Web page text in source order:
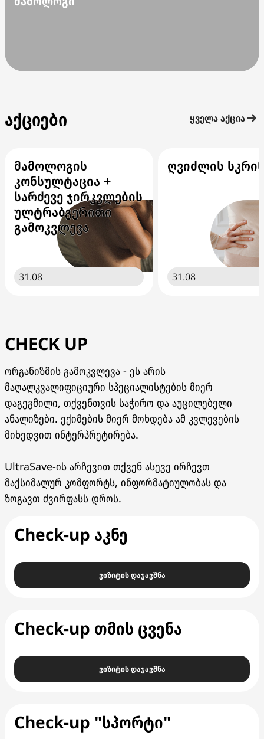
აქციები ყველა აქცია
მამოლოგის
კონსულტაცია +
სარძევე ჯირკვლების
ულტრაბგერითი
გამოკვლევა
31.08
ღვიძლის
31.08
CHECK UP
ორგანიზმის გამოკვლევა - ეს არის
მაღალკვალიფიციური სპეციალისტების მიერ
დაგეგმილი, თქვენთვის საჭირო და აუცილებელი
ანალიზები. ექიმების მიერ მოხდება ამ კვლევების
მიხედვით ინტერპრეტირება.
UltraSave-ის არჩევით თქვენ ასევე ირჩევთ
მაქსიმალურ კომფორტს, ინფორმატიულობას და
ზოგავთ ძვირფასს დროს.
Check-up აკნე
ვიზიტის დაჯავშნა
Check-up თმის ცვენა
ვიზიტის დაჯავშნა
Check-up "სპორტი"